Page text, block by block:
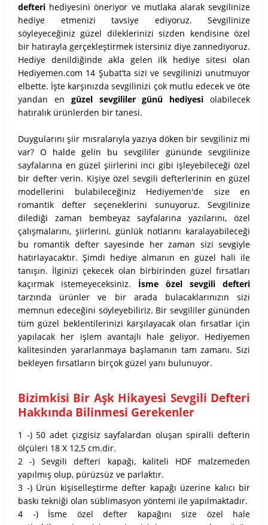
defteri hediyesini öneriyor ve mutlaka alarak sevgilinize
hediye etmenizi tavsiye ediyoruz. Sevgilinize
söyleyeceğiniz güzel dileklerinizi sizden kendisine özel
bir hatırayla gerçekleştirmek istersiniz diye zannediyoruz.
Hediye denildiğinde akla gelen ilk hediye sitesi olan
Hediyemen.com 14 Şubat’ta sizi ve sevgilinizi unutmuyor
elbette. İşte karşınızda sevgilinizi çok mutlu edecek ve öte
yandan en güzel sevgililer günü hediyesi olabilecek
hatıralık ürünlerden bir tanesi.
Duygularını şiir mısralarıyla yazıya döken bir sevgiliniz mi
var? O halde gelin bu sevgililer gününde sevgilinize
sayfalarına en güzel şiirlerini inci gibi işleyebileceği özel
bir defter verin. Kişiye özel sevgili defterlerinin en güzel
modellerini bulabileceğiniz Hediyemen'de size en
romantik defter seçeneklerini sunuyoruz. Sevgilinize
dilediği zaman bembeyaz sayfalarına yazılarını, özel
çalışmalarını, şiirlerini, günlük notlarını karalayabileceği
bu romantik defter sayesinde her zaman sizi sevgiyle
hatırlayacaktır. Şimdi hediye almanın en güzel hali ile
tanışın. İlginizi çekecek olan birbirinden güzel fırsatları
kaçırmak istemeyeceksiniz. İsme özel sevgili defteri
tarzında ürünler ve bir arada bulacaklarınızın sizi
memnun edeceğini söyleyebiliriz. Bir sevgililer gününden
tüm güzel beklentilerinizi karşılayacak olan fırsatlar için
yapılacak her işlem avantajlı hale geliyor. Hediyemen
kalitesinden yararlanmaya başlamanın tam zamanı. Sizi
bekleyen fırsatların birçok güzel yanı bulunuyor.
Bizimkisi Bir Aşk Hikayesi Sevgili Defteri
Hakkında Bilinmesi Gerekenler
1 -) 50 adet çizgisiz sayfalardan oluşan spiralli defterin
ölçüleri 18 X 12,5 cm.dir.
2 -) Sevgili defteri kapağı, kaliteli HDF malzemeden
yapılmış olup, pürüzsüz ve parlaktır.
3 -) Ürün kişiselleştirme defter kapağı üzerine kalıcı bir
baskı tekniği olan süblimasyon yöntemi ile yapılmaktadır.
4 -) İsme özel defter kapağını size özel hale